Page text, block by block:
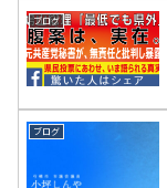
ブログ
ブログ